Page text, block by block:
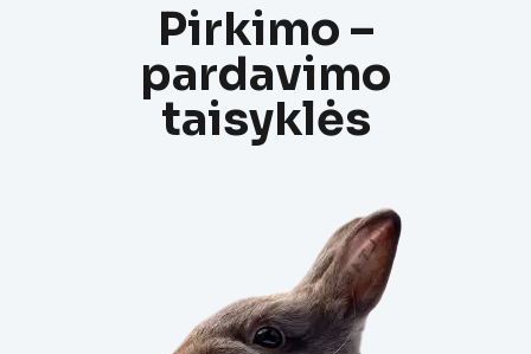
Pirkimo –
pardavimo
taisyklės